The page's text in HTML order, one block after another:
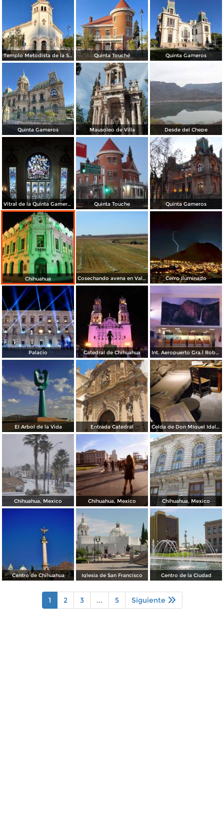
Templo Metodista de la Santísima Trinidad. Quinta Touché Quinta Gameros
Quinta Gameros Mausoleo de Villa Desde del Chepe
Vitral de la Quinta Gameros / 2011 Quinta Touche Quinta Gameros
Chihuahua Cosechando avena en Valles de Chihuahua Cerro Iluminado
Palacio Catedral de Chihuahua Int. Aeropuerto Gra.l Roberto Fierro V.
El Arbol de la Vida Entrada Catedral Celda de Don MIguel Idalgo y Costilla
Chihuahua, Mexico Chihuahua, Mexico Chihuahua, Mexico
Centro de Chihuahua Iglesia de San Francisco Centro de la Ciudad
1 2 3 ... 5 Siguiente